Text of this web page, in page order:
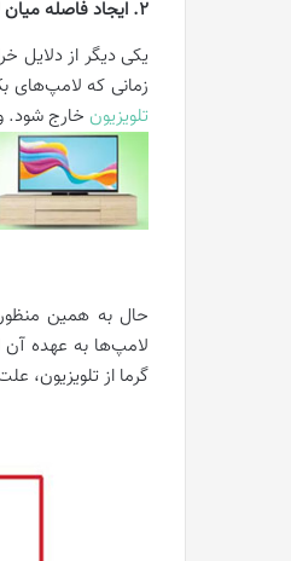
2. ایجاد فاصله میان لامپ‌ها و فلز خنک کننده
یکی دیگر از دلایل
زمانی که لامپ‌های
تلویزیون خارج شود.
حال به همین
لامپ‌ها به عهده
گرما از تلویزیون،